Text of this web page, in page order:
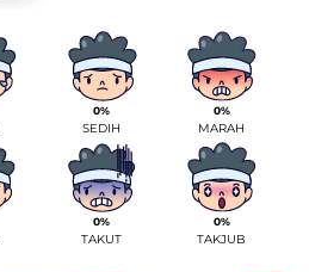
0%
SEDIH
0%
MARAH
0%
TAKUT
0%
TAKJUB